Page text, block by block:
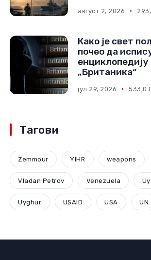
август 2, 2026
Како је свет
почео да
енциклопедију
„Британика“
јул 29, 2026 533,0
Тагови
Zemmour YIHR weapons
Vladan Petrov Venezuela
Uyghur USAID USA UN